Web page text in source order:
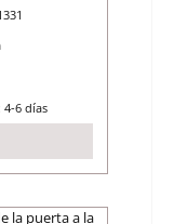
6 días